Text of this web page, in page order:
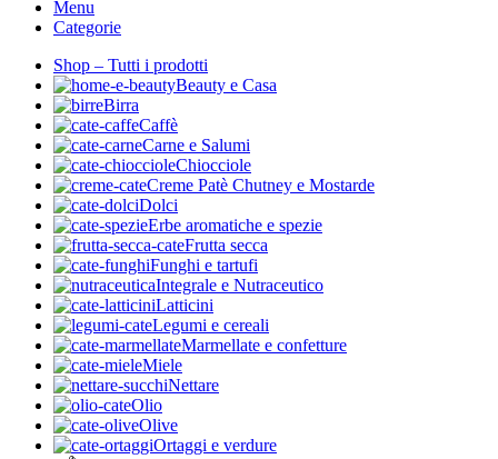
Menu
Categorie
Shop – Tutti i prodotti
Beauty e Casa
Birra
Caffè
Carne e Salumi
Chiocciole
Creme Patè Chutney e Mostarde
Dolci
Erbe aromatiche e spezie
Frutta secca
Funghi e tartufi
Integrale e Nutraceutico
Latticini
Legumi e cereali
Marmellate e confetture
Miele
Nettare
Olio
Olive
Ortaggi e verdure